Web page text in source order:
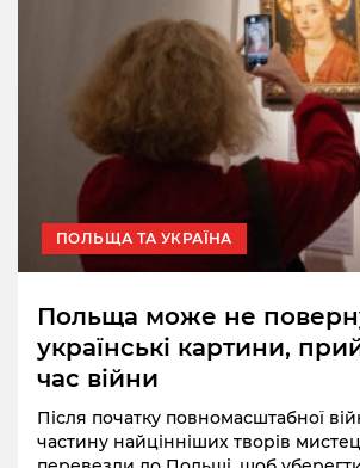
ПОЛЬЩА ТА УКРАЇНА
Польща може не
українські картини,
час війни
Після початку повномасштабної
частину найцінніших творів